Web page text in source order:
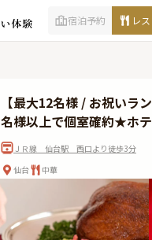
宿泊予約 レ
【最大12名様 / お祝い
名様以上で個室確約★ホ
ＪＲ線 仙台駅 西口より徒歩3分
仙台
中華